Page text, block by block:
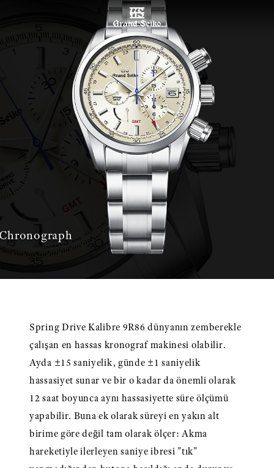
MENU
Spring Drive Kalibre 9R86 dünyanın zemberekle
çalışan en hassas kronograf makinesi olabilir.
Ayda ±15 saniyelik, günde ±1 saniyelik
hassasiyet sunar ve bir o kadar da önemli olarak
12 saat boyunca aynı hassasiyette süre ölçümü
yapabilir. Buna ek olarak süreyi en yakın alt
birime göre değil tam olarak ölçer: Akma
hareketiyle ilerleyen saniye ibresi "tık"